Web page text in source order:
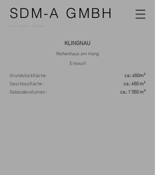
SDM-A GMBH
KLINGNAU
Reihenhaus am Hang
Entwurf
Grundstückfläche:
Geschossfläche :
Gebäudevolumen :
ca.: 650m²
ca.: 450 m²
ca.: 1'350 m³